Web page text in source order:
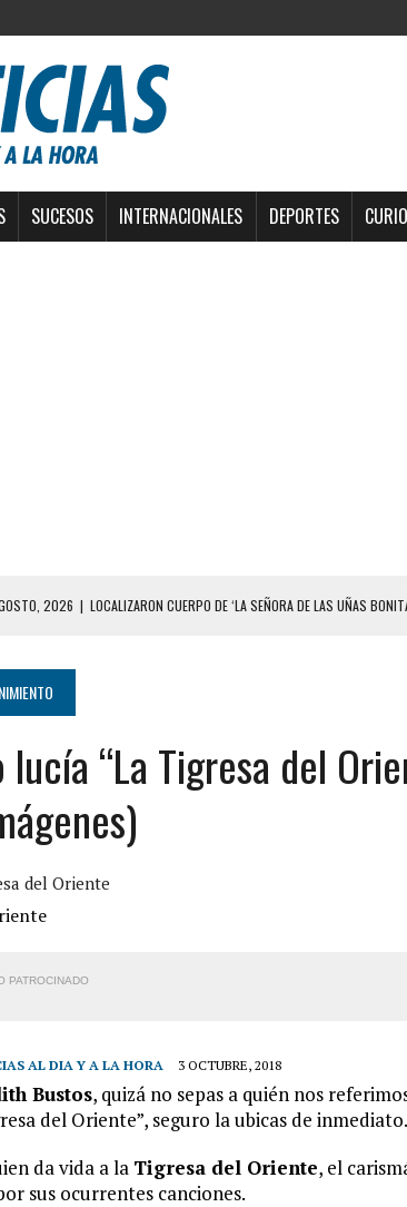
SUCESOS INTERNACIONALES DEPORTES
2026 | MISTERIOSA MUERTE DE MODELO EN MONAGAS:
BROTE PSICÓTICO POR FALTA DE TRATAMIENTO DESENCADENÓ
EN BARINAS: UN HOMBRE INDUJO AL SUICIDIO A UNA ADOLESCENTE DE
FORMA EN LA QUE SOBREVIVIÓ UN HOMBRE Y SU FAMILIA TRAS LOS
ASESINÓ A SU TÍA CON UN PUÑAL Y DEJÓ HERIDAS A SU PRIMA Y A
CUERPO DE ‘LA SEÑORA DE LAS UÑAS BONITAS’ 42 DÍAS DESPUÉS
“La Tigresa del
del Oriente
PATROCINADO
AL DIA Y A LA HORA 3 OCTUBRE, 2018
Bustos, quizá no sepas a quién nos
del Oriente”, seguro la ubicas de inmediato.
da vida a la Tigresa del Oriente, el
sus ocurrentes canciones.